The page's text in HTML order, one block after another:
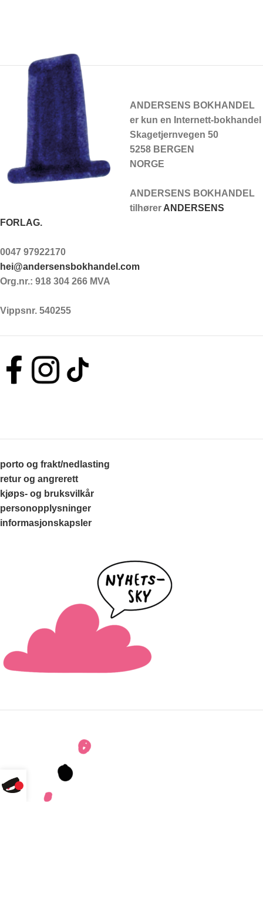
ANDERSENS BOKHANDEL
er kun en Internett-bokhandel
Skagetjernvegen 50
5258 BERGEN
NORGE
ANDERSENS BOKHANDEL
tilhører ANDERSENS
FORLAG.
0047 97922170
hei@andersensbokhandel.com
Org.nr.: 918 304 266 MVA
Vippsnr. 540255
porto og frakt/nedlasting
retur og angrerett
kjøps- og bruksvilkår
personopplysninger
informasjonskapsler